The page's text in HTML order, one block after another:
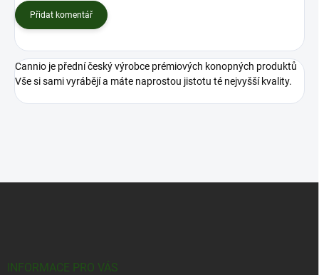
Přidat komentář
Cannio je přední český výrobce prémiových konopných produktů
Vše si sami vyrábějí a máte naprostou jistotu té nejvyšší kvality.
INFORMACE PRO VÁS